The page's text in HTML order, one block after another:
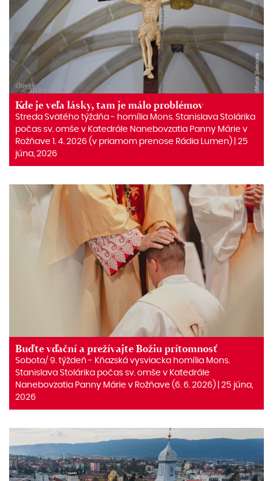
Kde je veľa lásky, tam je málo problémov
Streda Svätého týždňa ‒ homília Mons. Stanislava Stolárika
počas sv. omše v Katedrále Nanebovzatia Panny Márie v
Rožňave 1. 4. 2026 (v priamom prenose Rádia Lumen) | 25
júna, 2026
Buďte vďační a prežívajte Božiu prítomnosť
Sobota/ 9. týždeň ‒ Kňazská vysviacka homília Mons.
Stanislava Stolárika počas sv. omše v Katedrále
Nanebovzatia Panny Márie v Rožňave (6. 6. 2026) | 25 júna,
2026